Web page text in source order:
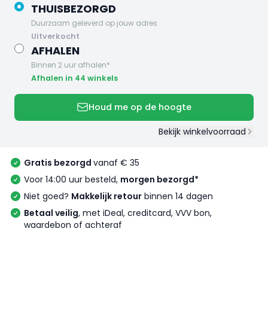
THUISBEZORGD
Duurzaam geleverd op jouw adres
uitverkocht
AFHALEN
Binnen 2 uur afhalen*
Afhalen in 44 winkels
Houd me op de hoogte
Bekijk winkelvoorraad
Gratis bezorgd vanaf € 35
Voor 14:00 uur besteld, morgen bezorgd*
Niet goed? Makkelijk retour binnen 14 dagen
Betaal veilig, met iDeal, creditcard, VVV bon,
waardebon of achteraf